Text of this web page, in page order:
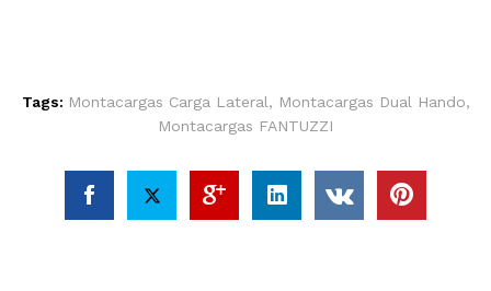
Tags: Montacargas Carga Lateral, Montacargas Dual Hando,
Montacargas FANTUZZI